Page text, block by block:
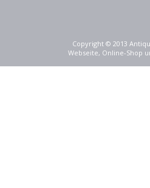
Copyright © 2013
Webseite, Online-Shop